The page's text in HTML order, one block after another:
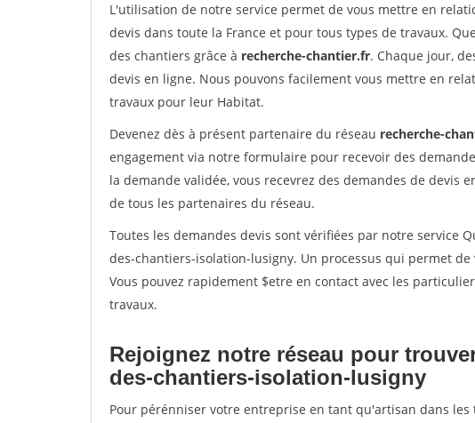
L'utilisation de notre service permet de vous mettre en
devis dans toute la France et pour tous types de travaux.
des chantiers grâce à recherche-chantier.fr. Chaque jour,
devis en ligne. Nous pouvons facilement vous mettre en
travaux pour leur Habitat.
Devenez dès à présent partenaire du réseau recherche-
engagement via notre formulaire pour recevoir des
la demande validée, vous recevrez des demandes de devis
de tous les partenaires du réseau.
Toutes les demandes devis sont vérifiées par notre service
des-chantiers-isolation-lusigny. Un processus qui permet
Vous pouvez rapidement $etre en contact avec les
travaux.
Rejoignez notre réseau pour
des-chantiers-isolation-lusigny
Pour pérénniser votre entreprise en tant qu'artisan dans